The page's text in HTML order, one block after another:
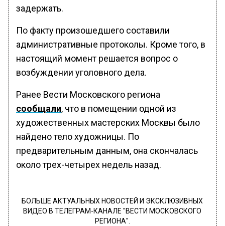
задержать.
По факту произошедшего составили
административные протоколы. Кроме того, в
настоящий момент решается вопрос о
возбуждении уголовного дела.
Ранее Вести Московского региона
сообщали, что в помещении одной из
художественных мастерских Москвы было
найдено тело художницы. По
предварительным данным, она скончалась
около трех-четырех недель назад.
БОЛЬШЕ АКТУАЛЬНЫХ НОВОСТЕЙ И ЭКСКЛЮЗИВНЫХ
ВИДЕО В ТЕЛЕГРАМ-КАНАЛЕ "ВЕСТИ МОСКОВСКОГО
РЕГИОНА".